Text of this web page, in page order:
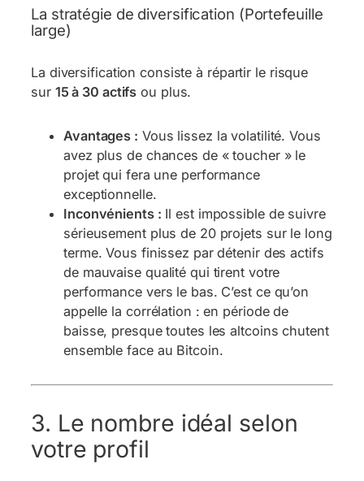
La stratégie de diversification (Portefeuille
large)
La diversification consiste à répartir le risque
sur 15 à 30 actifs ou plus.
Avantages : Vous lissez la volatilité. Vous
avez plus de chances de « toucher » le
projet qui fera une performance
exceptionnelle.
Inconvénients : Il est impossible de suivre
sérieusement plus de 20 projets sur le long
terme. Vous finissez par détenir des actifs
de mauvaise qualité qui tirent votre
performance vers le bas. C’est ce qu’on
appelle la corrélation : en période de
baisse, presque toutes les altcoins chutent
ensemble face au Bitcoin.
3. Le nombre idéal selon
votre profil